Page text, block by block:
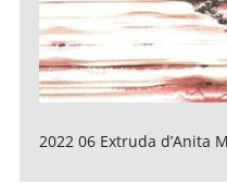
2022 06 Extruda d’Anita